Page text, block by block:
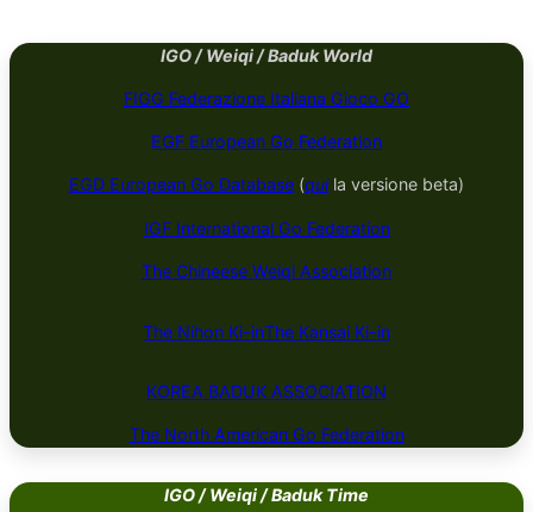
IGO / Weiqi / Baduk World
FIGG Federazione Italiana Gioco GO
EGF European Go Federation
EGD European Go Database (quila versione beta)
IGF International Go Federation
The Chineese Weiqi Association
The Nihon Ki-inThe Kansai Ki-in
KOREA BADUK ​​​​ASSOCIATION
The North American Go Federation
IGO / Weiqi / Baduk Time